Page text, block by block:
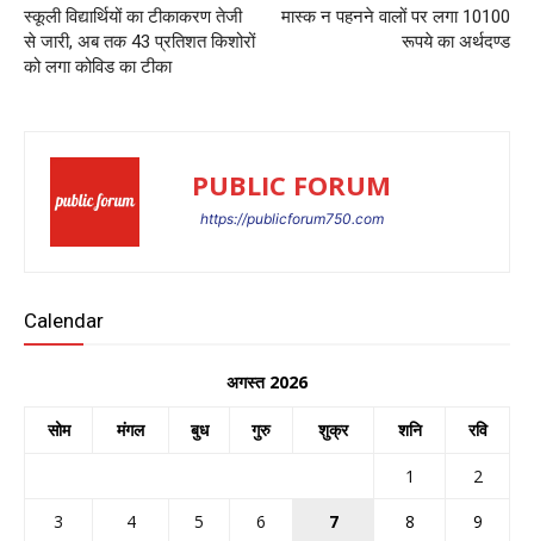
स्कूली विद्यार्थियों का टीकाकरण तेजी
से जारी, अब तक 43 प्रतिशत किशोरों
को लगा कोविड का टीका
मास्क न पहनने वालों पर लगा 10100
रूपये का अर्थदण्ड
PUBLIC FORUM
https://publicforum750.com
Calendar
अगस्त 2026
सोम मंगल बुध गुरु शुक्र शनि रवि
1
2
3
4 5 6 7 8
9